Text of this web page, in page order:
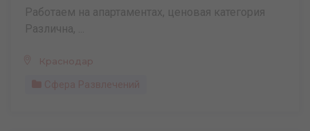
Работаем на апартаментах, ценовая категория
Различна, ...
Краснодар
Сфера Развлечений